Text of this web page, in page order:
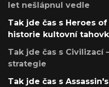
let nešlápnul vedle
Tak jde čas s Heroes
historie kultovní
Tak jde čas s Civilizací
strategie
Tak jde čas s